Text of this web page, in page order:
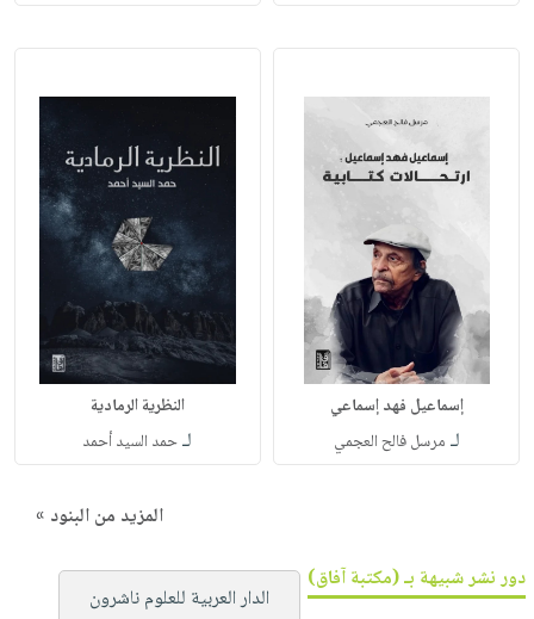
إسماعيل فهد إسماعي
لـ مرسل فالح العجمي
النظرية الرمادية
لـحمد السيد أحمد
المزيد من البنود »
دور نشر شبيهة بـ (مكتبة آفاق)
الدار العربية للعلوم ناشرون